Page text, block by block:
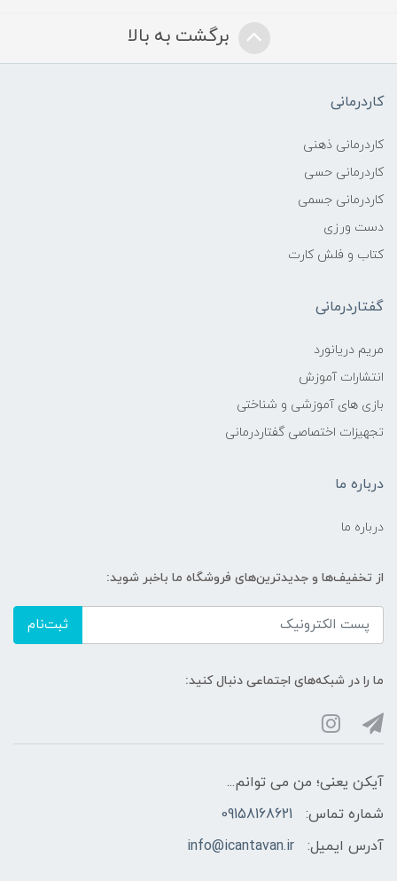
برگشت به بالا
کاردرمانی
کاردرمانی ذهنی
کاردرمانی حسی
کاردرمانی جسمی
دست ورزی
کتاب و فلش کارت
گفتاردرمانی
مریم دریانورد
انتشارات آموزش
بازی های آموزشی و شناختی
تجهیزات اختصاصی گفتاردرمانی
درباره ما
درباره ما
از تخفیف‌ها و جدیدترین‌های فروشگاه ما باخبر شوید:
ثبت‌نام
ما را در شبکه‌های اجتماعی دنبال کنید:
آیکن یعنی؛ من می توانم...
شماره تماس:
09158168621
آدرس ایمیل:
info@icantavan.ir